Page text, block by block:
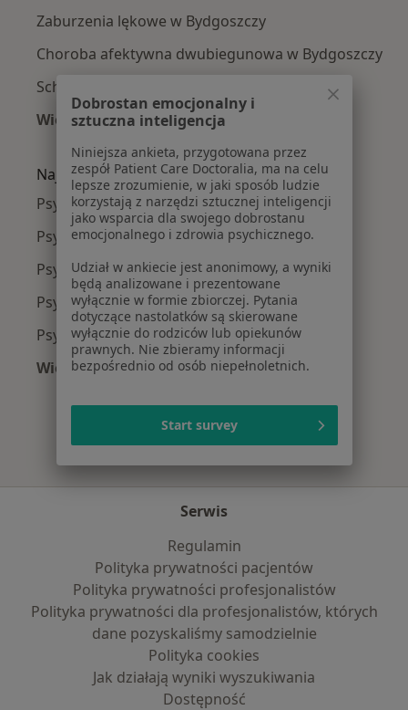
Zaburzenia lękowe w Bydgoszczy
Choroba afektywna dwubiegunowa w Bydgoszczy
Schizofrenia w Bydgoszczy
Więcej (15)
Najpopularniejsze ubezpieczenia
Psychiatrzy z Allianz w Bydgoszczy
Psychiatrzy z PZU Zdrowie w Bydgoszczy
Psychiatrzy z Compensa w Bydgoszczy
Psychiatrzy z POLMED w Bydgoszczy
Psychiatrzy z TU Zdrowie w Bydgoszczy
Więcej (1)
Serwis
Regulamin
Polityka prywatności pacjentów
Polityka prywatności profesjonalistów
Polityka prywatności dla profesjonalistów, których
dane pozyskaliśmy samodzielnie
Polityka cookies
Jak działają wyniki wyszukiwania
Dostępność
Dobrostan emocjonalny i
sztuczna inteligencja
Niniejsza ankieta, przygotowana przez
zespół Patient Care Doctoralia, ma na celu
lepsze zrozumienie, w jaki sposób ludzie
korzystają z narzędzi sztucznej inteligencji
jako wsparcia dla swojego dobrostanu
emocjonalnego i zdrowia psychicznego.
Udział w ankiecie jest anonimowy, a wyniki
będą analizowane i prezentowane
wyłącznie w formie zbiorczej. Pytania
dotyczące nastolatków są skierowane
wyłącznie do rodziców lub opiekunów
prawnych. Nie zbieramy informacji
bezpośrednio od osób niepełnoletnich.
Start survey